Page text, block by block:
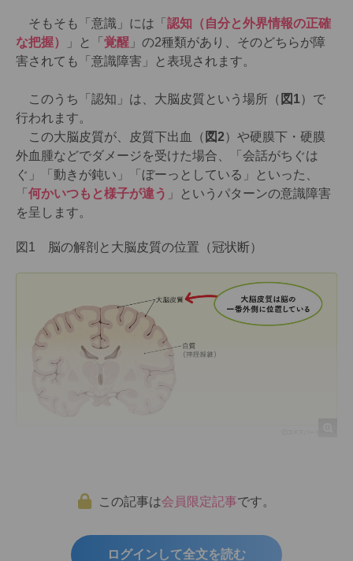
そもそも「意識」には「 認知（自分と外界情報の正確
な把握）
」と「 覚醒 」の2種類があり、そのどちらが障
害されても「意識障害」と表現されます。
このうち「認知」は、大脳皮質という場所（ 図1）で
行われます。
この大脳皮質が、皮質下出血（ 図2）や硬膜下・硬膜
外血腫などでダメージを受けた場合、「会話がちぐは
ぐ」「動きが鈍い」「ぼーっとしている」といった、
「 何かいつもと様子が違う 」というパターンの意識障害
を呈します。
図1 脳の解剖と大脳皮質の位置（冠状断）
この記事は会員限定記事です。
ログインして全文を読む